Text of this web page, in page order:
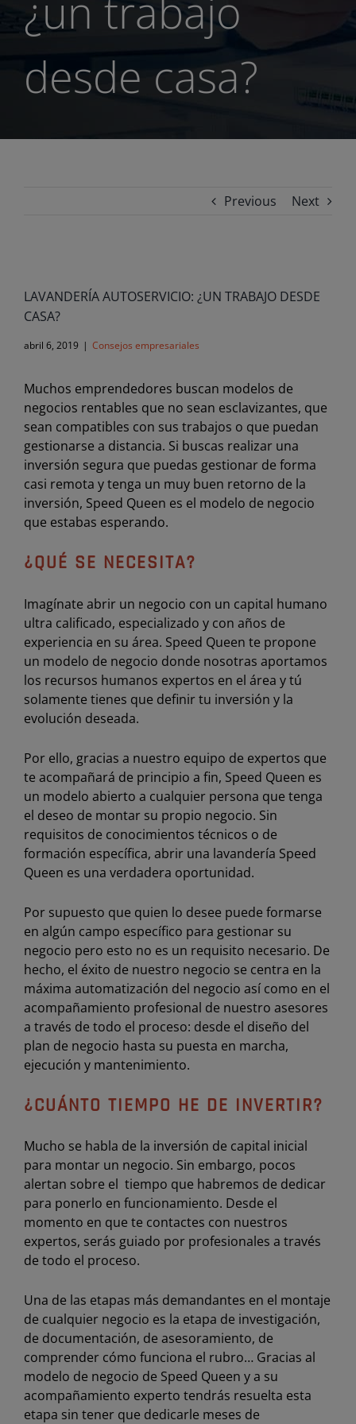
¿un trabajo
desde casa?
Previous Next
Larger
Image
LAVANDERÍA AUTOSERVICIO: ¿UN TRABAJO DESDE
CASA?
abril 6, 2019 | Consejos empresariales
Muchos emprendedores buscan modelos de
negocios rentables que no sean esclavizantes, que
sean compatibles con sus trabajos o que puedan
gestionarse a distancia. Si buscas realizar una
inversión segura que puedas gestionar de forma
casi remota y tenga un muy buen retorno de la
inversión, Speed Queen es el modelo de negocio
que estabas esperando.
¿QUÉ SE NECESITA?
Imagínate abrir un negocio con un capital humano
ultra calificado, especializado y con años de
experiencia en su área. Speed Queen te propone
un modelo de negocio donde nosotras aportamos
los recursos humanos expertos en el área y tú
solamente tienes que definir tu inversión y la
evolución deseada.
Por ello, gracias a nuestro equipo de expertos que
te acompañará de principio a fin, Speed Queen es
un modelo abierto a cualquier persona que tenga
el deseo de montar su propio negocio. Sin
requisitos de conocimientos técnicos o de
formación específica, abrir una lavandería Speed
Queen es una verdadera oportunidad.
Por supuesto que quien lo desee puede formarse
en algún campo específico para gestionar su
negocio pero esto no es un requisito necesario. De
hecho, el éxito de nuestro negocio se centra en la
máxima automatización del negocio así como en el
acompañamiento profesional de nuestro asesores
a través de todo el proceso: desde el diseño del
plan de negocio hasta su puesta en marcha,
ejecución y mantenimiento.
¿CUÁNTO TIEMPO HE DE INVERTIR?
Mucho se habla de la inversión de capital inicial
para montar un negocio. Sin embargo, pocos
alertan sobre el tiempo que habremos de dedicar
para ponerlo en funcionamiento. Desde el
momento en que te contactes con nuestros
expertos, serás guiado por profesionales a través
de todo el proceso.
Una de las etapas más demandantes en el montaje
de cualquier negocio es la etapa de investigación,
de documentación, de asesoramiento, de
comprender cómo funciona el rubro… Gracias al
modelo de negocio de Speed Queen y a su
acompañamiento experto tendrás resuelta esta
etapa sin tener que dedicarle meses de